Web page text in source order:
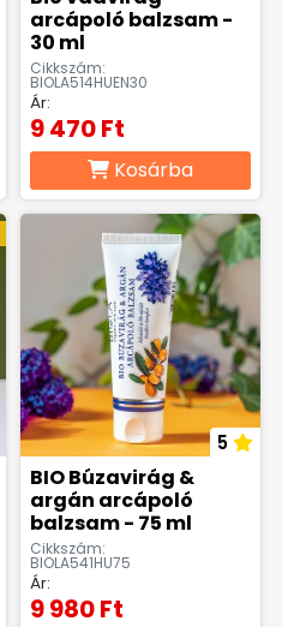
arcápoló balzsam -
30 ml
Cikkszám:
BIOLA514HUEN30
Ár:
9 470 Ft
Kosárba
5
BIO Búzavirág &
argán arcápoló
balzsam - 75 ml
Cikkszám:
BIOLA541HU75
Ár:
9 980 Ft